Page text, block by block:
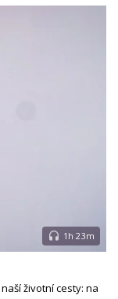
1h 23m
životní cesty: na